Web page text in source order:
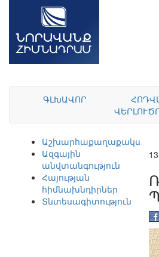
ԳԼԽԱՎՈՐ
Ազգային
անվտանգություն
Հայության
հիմնախնդիրներ
Տնտեսագիտություն